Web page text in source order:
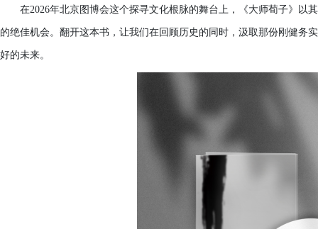
在2026年北京图博会这个探寻文化根脉的舞台上，《大师荀子》以
的绝佳机会。翻开这本书，让我们在回顾历史的同时，汲取那份刚健务
好的未来。